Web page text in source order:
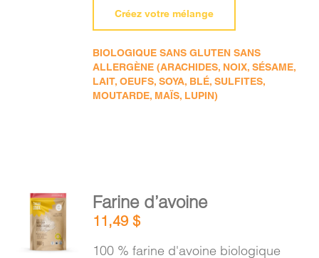
Créez votre mélange
BIOLOGIQUE SANS GLUTEN SANS
ALLERGÈNE (ARACHIDES, NOIX, SÉSAME,
LAIT, OEUFS, SOYA, BLÉ, SULFITES,
MOUTARDE, MAÏS, LUPIN)
AJOUTER
AU
PANIER
Farine d’avoine
11,49$
100 % farine d'avoine biologique